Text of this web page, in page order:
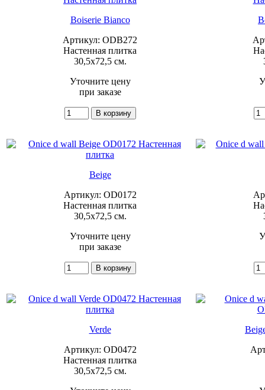
Boiserie Bianco
Артикул: ODB272
Настенная плитка
30,5x72,5 см.
Уточните цену
при заказе
Beige
Артикул: OD0172
Настенная плитка
30,5x72,5 см.
Уточните цену
при заказе
Verde
Артикул: OD0472
Настенная плитка
30,5x72,5 см.